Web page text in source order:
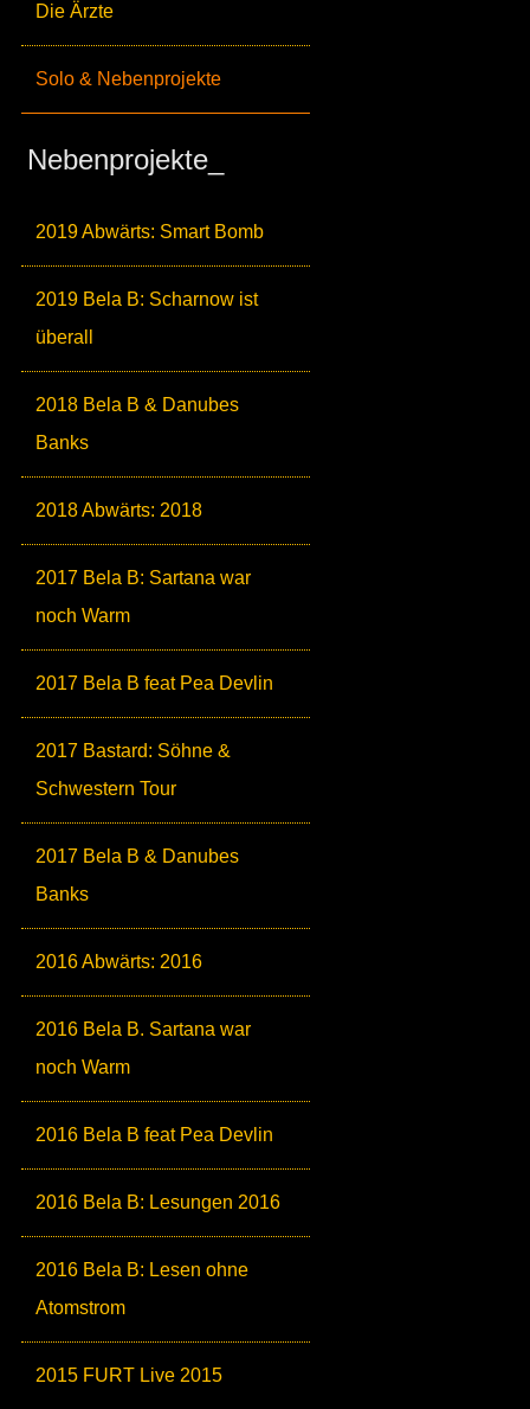
Die Ärzte
Solo & Nebenprojekte
Nebenprojekte_
2019 Abwärts: Smart Bomb
2019 Bela B: Scharnow ist
überall
2018 Bela B & Danubes
Banks
2018 Abwärts: 2018
2017 Bela B: Sartana war
noch Warm
2017 Bela B feat Pea Devlin
2017 Bastard: Söhne &
Schwestern Tour
2017 Bela B & Danubes
Banks
2016 Abwärts: 2016
2016 Bela B. Sartana war
noch Warm
2016 Bela B feat Pea Devlin
2016 Bela B: Lesungen 2016
2016 Bela B: Lesen ohne
Atomstrom
2015 FURT Live 2015